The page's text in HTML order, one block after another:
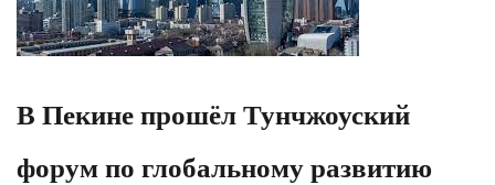
В Пекине прошёл Тунчжоуский
форум по глобальному развитию